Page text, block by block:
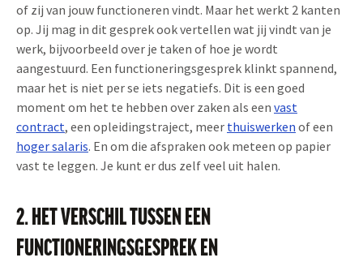
of zij van jouw functioneren vindt. Maar het werkt 2 kanten
op. Jij mag in dit gesprek ook vertellen wat jij vindt van je
werk, bijvoorbeeld over je taken of hoe je wordt
aangestuurd. Een functioneringsgesprek klinkt spannend,
maar het is niet per se iets negatiefs. Dit is een goed
moment om het te hebben over zaken als een vast
contract, een opleidingstraject, meer thuiswerken of een
hoger salaris. En om die afspraken ook meteen op papier
vast te leggen. Je kunt er dus zelf veel uit halen.
2. HET VERSCHIL TUSSEN EEN
FUNCTIONERINGSGESPREK EN